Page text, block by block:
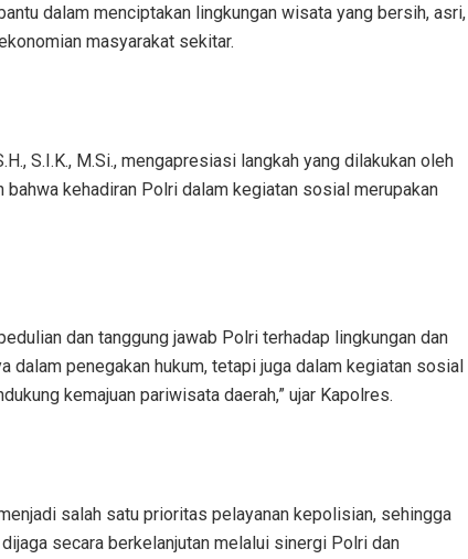
dalam menciptakan lingkungan wisata yang bersih, asri,
masyarakat sekitar.
S.I.K., M.Si., mengapresiasi langkah yang dilakukan oleh
bahwa kehadiran Polri dalam kegiatan sosial merupakan
dan tanggung jawab Polri terhadap lingkungan dan
dalam penegakan hukum, tetapi juga dalam kegiatan sosial
kemajuan pariwisata daerah,” ujar Kapolres.
salah satu prioritas pelayanan kepolisian, sehingga
secara berkelanjutan melalui sinergi Polri dan